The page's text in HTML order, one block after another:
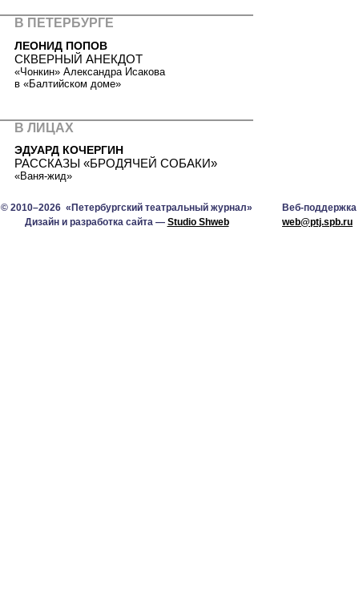
В ПЕТЕРБУРГЕ
ЛЕОНИД ПОПОВ
СКВЕРНЫЙ АНЕКДОТ
«Чонкин» Александра Исакова
в «Балтийском доме»
В ЛИЦАХ
ЭДУАРД КОЧЕРГИН
РАССКАЗЫ «БРОДЯЧЕЙ СОБАКИ»
«Ваня-жид»
© 2010–2026 «Петербургский театральный журнал»
Дизайн и разработка сайта — Studio Shweb
Веб-поддержка
web@ptj.spb.ru